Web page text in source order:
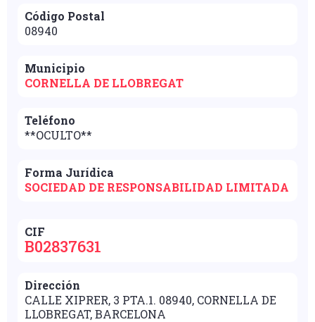
Código Postal
08940
Municipio
CORNELLA DE LLOBREGAT
Teléfono
**OCULTO**
Forma Jurídica
SOCIEDAD DE RESPONSABILIDAD LIMITADA
CIF
B02837631
Dirección
CALLE XIPRER, 3 PTA.1. 08940, CORNELLA DE
LLOBREGAT, BARCELONA